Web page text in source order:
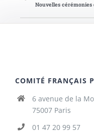
COMITÉ FRANÇAIS
6 avenue de la
75007 Paris
01 47 20 99 57